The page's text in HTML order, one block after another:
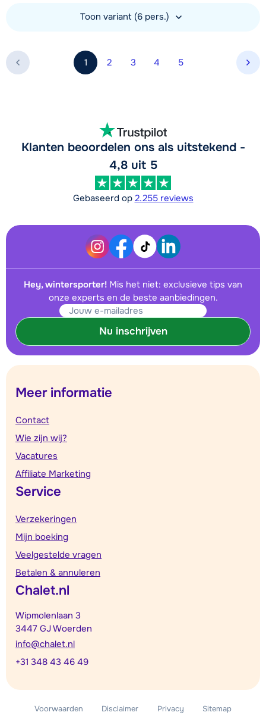
Toon variant (6 pers.)
1 2 3 4 5
Klanten beoordelen ons als uitstekend -
4,8 uit 5
Gebaseerd op 2.255 reviews
Hey, wintersporter! Mis het niet: exclusieve tips van
onze experts en de beste aanbiedingen.
Nu inschrijven
Meer informatie
Contact
Wie zijn wij?
Vacatures
Affiliate Marketing
Service
Verzekeringen
Mijn boeking
Veelgestelde vragen
Betalen & annuleren
Chalet.nl
Wipmolenlaan 3
3447 GJ Woerden
info@chalet.nl
+31 348 43 46 49
Voorwaarden Disclaimer Privacy Sitemap